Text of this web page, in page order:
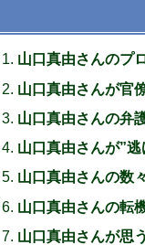
山口真由さんのプ
山口真由さんが官
山口真由さんの弁
山口真由さんが”
山口真由さんの数
山口真由さんの転
山口真由さんが思